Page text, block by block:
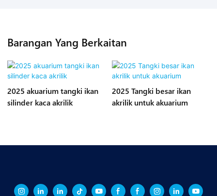
Barangan Yang Berkaitan
2025 akuarium tangki ikan
silinder kaca akrilik
2025 Tangki besar ikan
akrilik untuk akuarium